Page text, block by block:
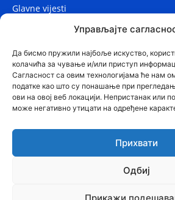
Управљајте
Да бисмо пружили најбоље искуство,
колачића за чување и/или приступ
Сагласност са овим технологијама ће нам
податке као што су понашање при
ови на овој веб локацији. Непристанак или
може негативно утицати на одређене
Прихвати
Одбиј
Прикажи
Glavne vijesti